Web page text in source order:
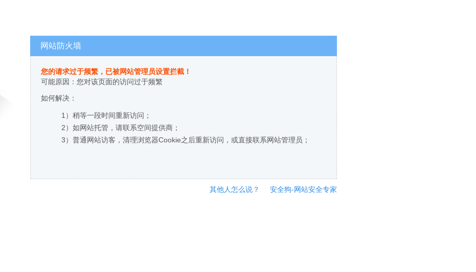
网站防火墙
您的请求过于频繁，已被网站管理员设置拦截！
可能原因：您对该页面的访问过于频繁
如何解决：
1）稍等一段时间重新访问；
2）如网站托管，请联系空间提供商；
3）普通网站访客，清理浏览器Cookie之后重新访问，或直接联系网站管理员；
其他人怎么说？ 安全狗-网站安全专家